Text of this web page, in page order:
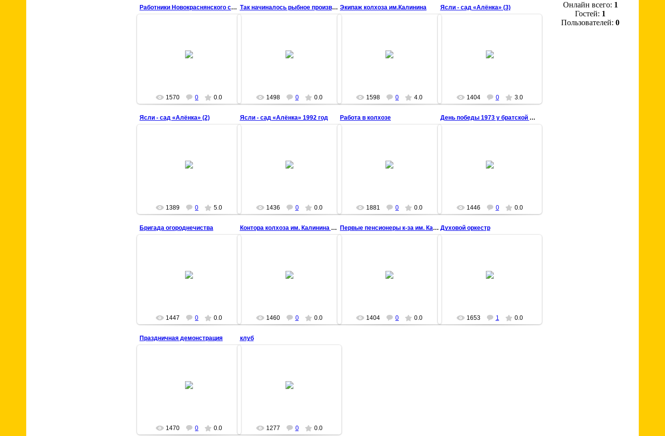
Работники Новокраснянского сельского совета 1990 г
1570 0 0.0
Так начиналось рыбное производство в колхозе им.Ка
1498 0 0.0
Экипаж колхоза им.Калинина
комбайнер Сарматов Ю. И.
1598 0 4.0
Ясли - сад «Алёнка» (3)
1404 0 3.0
Ясли - сад «Алёнка» (2)
1389 0 5.0
Ясли - сад «Алёнка» 1992 год
1436 0 0.0
Работа в колхозе
1881 0 0.0
День победы 1973 у братской могилы
1446 0 0.0
Бригада огороднечиства
1447 0 0.0
Контора колхоза им. Калинина 1968
1460 0 0.0
Первые пенсионеры к-за им. Калинина 1966
1404 0 0.0
Духовой оркестр
1653 1 0.0
Праздничная демонстрация
1470 0 0.0
клуб
1277 0 0.0
Онлайн всего: 1
Гостей: 1
Пользователей: 0